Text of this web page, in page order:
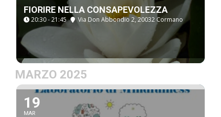
FIORIRE NELLA CONSAPEVOLEZZA
20:30 - 21:45 Via Don Abbondio 2, 20032 Cormano
MARZO 2025
19
MAR